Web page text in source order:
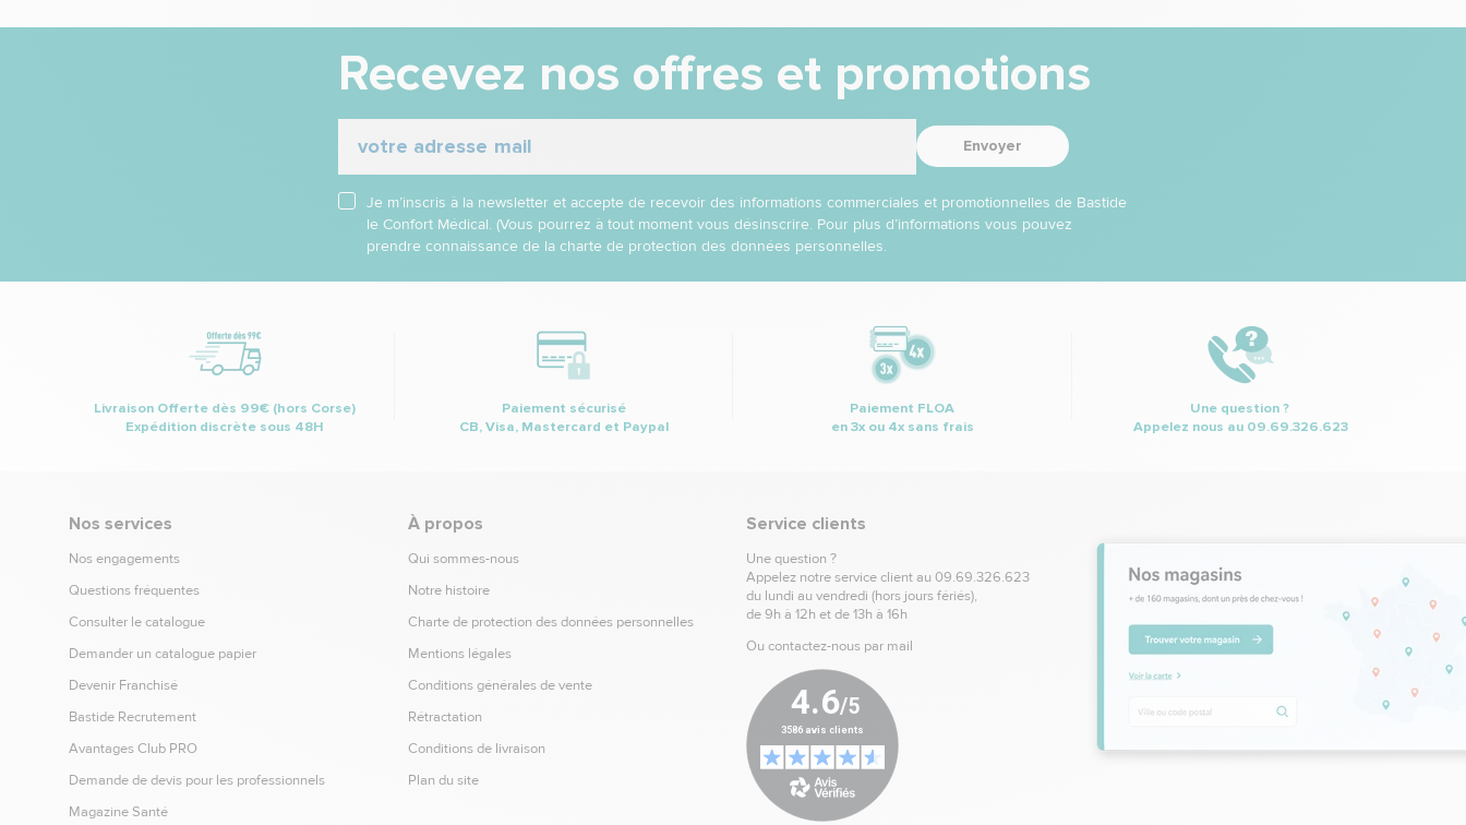
Recevez nos offres et promotions
Envoyer
Je m’inscris à la newsletter et accepte de recevoir des informations commerciales et promotionnelles de Bastide
le Confort Médical. (Vous pourrez à tout moment vous désinscrire. Pour plus d’informations vous pouvez
prendre connaissance de la charte de protection des données personnelles.
Livraison Offerte dès 99€ (hors Corse)
Expédition discrète sous 48H
Paiement sécurisé
CB, Visa, Mastercard et Paypal
Paiement FLOA
en 3x ou 4x sans frais
Une question ?
Appelez nous au 09.69.326.623
Nos services
Nos engagements
Questions fréquentes
Consulter le catalogue
Demander un catalogue papier
Devenir Franchisé
Bastide Recrutement
Avantages Club PRO
Demande de devis pour les professionnels
Magazine Santé
À propos
Qui sommes-nous
Notre histoire
Charte de protection des données personnelles
Mentions légales
Conditions générales de vente
Rétractation
Conditions de livraison
Plan du site
Service clients
Une question ?
Appelez notre service client au 09.69.326.623
du lundi au vendredi (hors jours fériés),
de 9h à 12h et de 13h à 16h
Ou contactez-nous par mail